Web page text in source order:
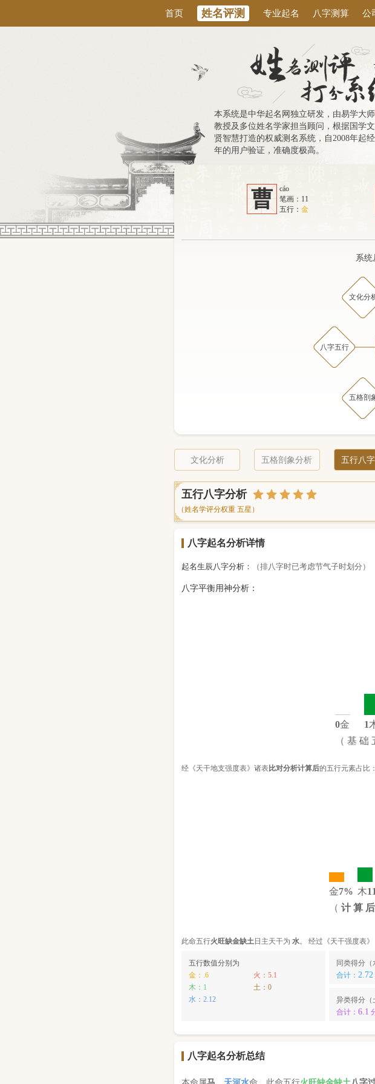
首页 姓名评测 专业起名 八字测算 公
本系统是中华起名网独立研发，由易学大师
教授及多位姓名学家担当顾问，根据国学
贤智慧打造的权威测名系统，自2008年起
年的用户验证，准确度极高。
曹
cáo
笔画：11
五行：金
系统
八字五行
文化分
五格剖
文化分析 五格剖象分析 五行八
五行八字分析
（姓名学评分权重 五星）
八字起名分析详情
起名生辰八字分析： （排八字时已考虑节气子时划分）
八字平衡用神分析：
0金 1
（ 基 础
经《天干地支强度表》诸表比对分析计算后的五行元素占比：
金7% 木
（ 计 算 后
此命五行火旺缺金缺土日主天干为水。 经过《天干强度表
五行数值分别为
金：.6
火：5.1
木：1
土：0
水：2.12
同类得分（
合计：2.72
异类得分（
合计：6.1
八字起名分析总结